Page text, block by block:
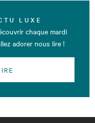
LUXE
chaque mardi
adorer nous lire !